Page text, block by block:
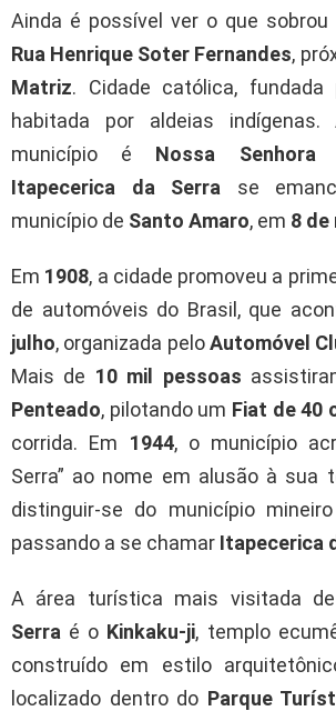
Ainda é possível ver o que
Rua Henrique Soter Fernandes,
Matriz. Cidade católica,
habitada por aldeias
município é Nossa Senhora
Itapecerica da Serra se
município de Santo Amaro, em 8 de
Em 1908, a cidade promoveu a
de automóveis do Brasil, que
julho, organizada peloAutomóvel
Mais de 10 mil pessoas
Penteado, pilotando um Fiat de 40
corrida. Em 1944, o município
Serra” ao nome em alusão à sua
distinguir-se do município
passando a se chamar Itapecerica
A área turística mais visitada de
Serra é o Kinkaku-ji, templo
construído em estilo
localizado dentro do Parque